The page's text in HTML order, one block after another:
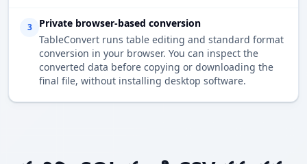
3
Private browser-based conversion
TableConvert runs table editing and standard format
conversion in your browser. You can inspect the
converted data before copying or downloading the
final file, without installing desktop software.